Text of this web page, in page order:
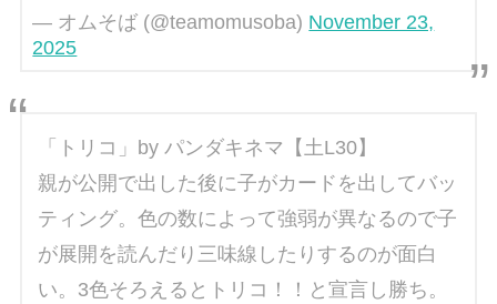
— オムそば (@teamomusoba) November 23,
2025
「トリコ」by パンダキネマ【土L30】
親が公開で出した後に子がカードを出してバッ
ティング。色の数によって強弱が異なるので子
が展開を読んだり三味線したりするのが面白
い。3色そろえるとトリコ！！と宣言し勝ち。